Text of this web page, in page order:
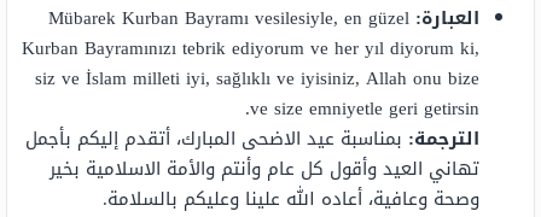
العبارة: Mübarek Kurban Bayramı vesilesiyle, en güzel
Kurban Bayramınızı tebrik ediyorum ve her yıl diyorum ki,
siz ve İslam milleti iyi, sağlıklı ve iyisiniz, Allah onu bize
ve size emniyetle geri getirsin.
الترجمة: بمناسبة عيد الاضحى المبارك، أتقدم إليكم بأجمل
تهاني العيد وأقول كل عام وأنتم والأمة الاسلامية بخير
وصحة وعافية، أعاده الله علينا وعليكم بالسلامة.